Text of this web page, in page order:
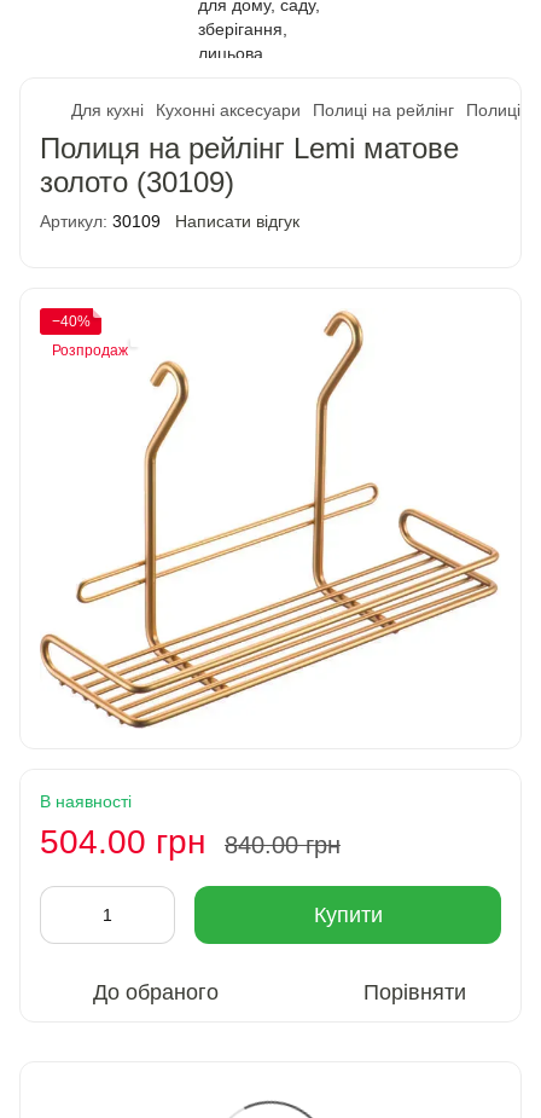
Для кухні Кухонні аксесуари Полиці на рейлінг Полиці
Полиця на рейлінг Lemi матове
золото (30109)
Артикул: 30109 Написати відгук
−40%
Розпродаж
В наявності
504.00 грн 840.00 грн
Купити
До обраного Порівняти